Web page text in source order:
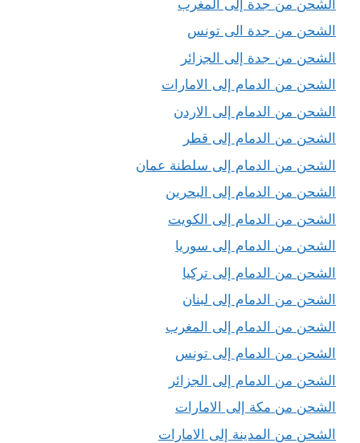
الشحن من جدة إلى المغرب
الشحن من جدة الى تونس
الشحن من جدة إلى الجزائر
الشحن من الدمام إلى الامارات
الشحن من الدمام إلى الاردن
الشحن من الدمام إلى قطر
الشحن من الدمام إلى سلطنة عمان
الشحن من الدمام إلى البحرين
الشحن من الدمام إلى الكويت
الشحن من الدمام إلى سوريا
الشحن من الدمام إلى تركيا
الشحن من الدمام إلى لبنان
الشحن من الدمام إلى المغرب
الشحن من الدمام إلى تونس
الشحن من الدمام إلى الجزائر
الشحن من مكة إلى الامارات
الشحن من المدينة إلى الامارات